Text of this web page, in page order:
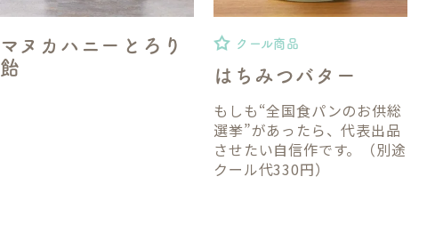
マヌカハニーとろり
飴
はちみつバター
クール商品
もしも“全国食パンのお供総
選挙”があったら、代表出品
させたい自信作です。（別途
クール代330円）